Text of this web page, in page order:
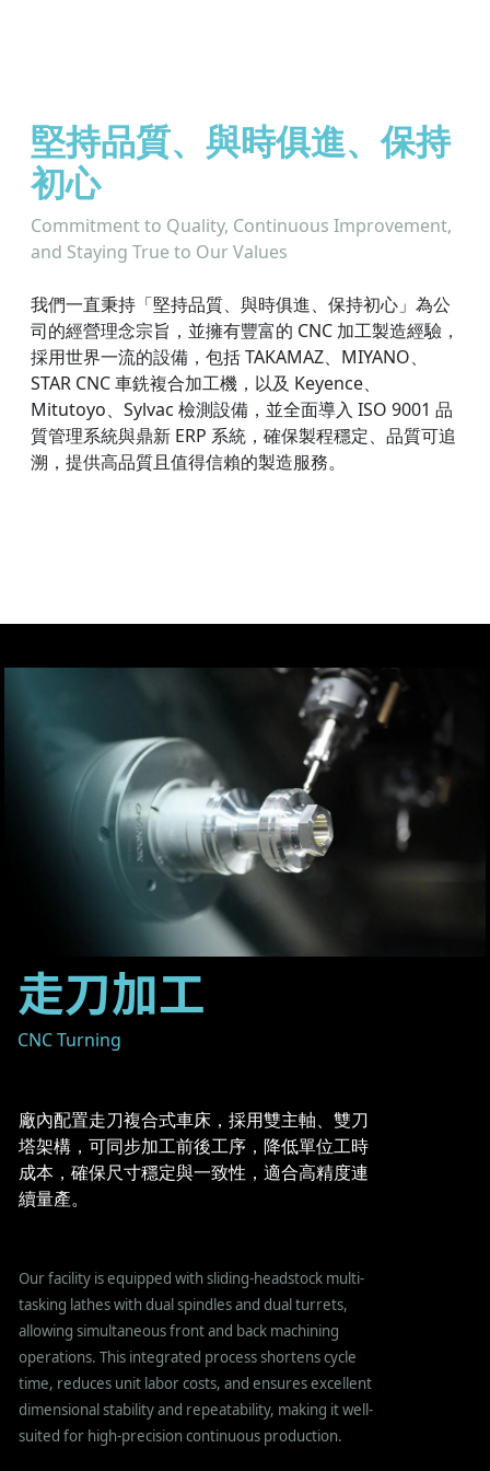
堅持品質、與時俱進、保持
初心
Commitment to Quality, Continuous Improvement,
and Staying True to Our Values
我們一直秉持「堅持品質、與時俱進、保持初心」為公
司的經營理念宗旨，並擁有豐富的 CNC 加工製造經驗，
採用世界一流的設備，包括 TAKAMAZ、MIYANO、
STAR CNC 車銑複合加工機，以及 Keyence、
Mitutoyo、Sylvac 檢測設備，並全面導入 ISO 9001 品
質管理系統與鼎新 ERP 系統，確保製程穩定、品質可追
溯，提供高品質且值得信賴的製造服務。
走刀加工
CNC Turning
廠內配置走刀複合式車床，採用雙主軸、雙刀
塔架構，可同步加工前後工序，降低單位工時
成本，確保尺寸穩定與一致性，適合高精度連
續量產。
Our facility is equipped with sliding-headstock multi-
tasking lathes with dual spindles and dual turrets,
allowing simultaneous front and back machining
operations. This integrated process shortens cycle
time, reduces unit labor costs, and ensures excellent
dimensional stability and repeatability, making it well-
suited for high-precision continuous production.